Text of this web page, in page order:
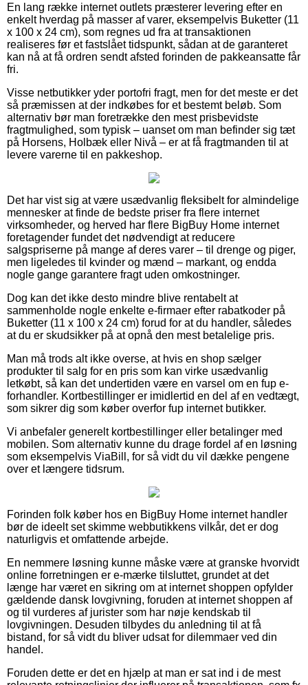
En lang række internet outlets præsterer levering efter en
enkelt hverdag på masser af varer, eksempelvis Buketter (11
x 100 x 24 cm), som regnes ud fra at transaktionen
realiseres før et fastslået tidspunkt, sådan at de garanteret
kan nå at få ordren sendt afsted forinden de pakkeansatte får
fri.
Visse netbutikker yder portofri fragt, men for det meste er det
så præmissen at der indkøbes for et bestemt beløb. Som
alternativ bør man foretrække den mest prisbevidste
fragtmulighed, som typisk – uanset om man befinder sig tæt
på Horsens, Holbæk eller Nivå – er at få fragtmanden til at
levere varerne til en pakkeshop.
Det har vist sig at være usædvanlig fleksibelt for almindelige
mennesker at finde de bedste priser fra flere internet
virksomheder, og herved har flere BigBuy Home internet
foretagender fundet det nødvendigt at reducere
salgspriserne på mange af deres varer – til drenge og piger,
men ligeledes til kvinder og mænd – markant, og endda
nogle gange garantere fragt uden omkostninger.
Dog kan det ikke desto mindre blive rentabelt at
sammenholde nogle enkelte e-firmaer efter rabatkoder på
Buketter (11 x 100 x 24 cm) forud for at du handler, således
at du er skudsikker på at opnå den mest betalelige pris.
Man må trods alt ikke overse, at hvis en shop sælger
produkter til salg for en pris som kan virke usædvanlig
letkøbt, så kan det undertiden være en varsel om en fup e-
forhandler. Kortbestillinger er imidlertid en del af en vedtægt,
som sikrer dig som køber overfor fup internet butikker.
Vi anbefaler generelt kortbestillinger eller betalinger med
mobilen. Som alternativ kunne du drage fordel af en løsning
som eksempelvis ViaBill, for så vidt du vil dække pengene
over et længere tidsrum.
Forinden folk køber hos en BigBuy Home internet handler
bør de ideelt set skimme webbutikkens vilkår, det er dog
naturligvis et omfattende arbejde.
En nemmere løsning kunne måske være at granske hvorvidt
online forretningen er e-mærke tilsluttet, grundet at det
længe har været en sikring om at internet shoppen opfylder
gældende dansk lovgivning, foruden at internet shoppen af
og til vurderes af jurister som har nøje kendskab til
lovgivningen. Desuden tilbydes du anledning til at få
bistand, for så vidt du bliver udsat for dilemmaer ved din
handel.
Foruden dette er det en hjælp at man er sat ind i de mest